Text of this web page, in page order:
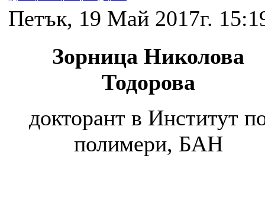
Петък, 19 Май 2017г.
Зорница Николова
Тодорова
докторант в Институт
полимери, БАН